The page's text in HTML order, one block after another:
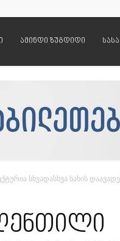
ამინდი ზუგდიდი
სხვადასხვა სახის